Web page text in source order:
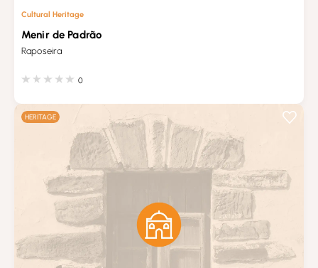
Cultural Heritage
Menir de Padrão
Raposeira
0
HERITAGE